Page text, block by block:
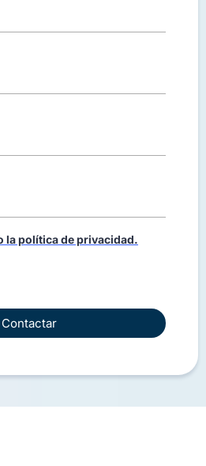
la política de privacidad.
Contactar